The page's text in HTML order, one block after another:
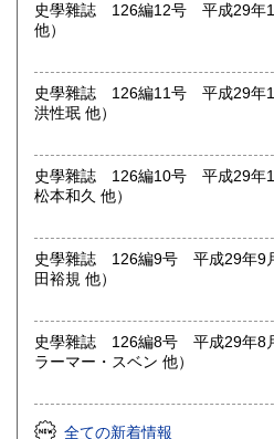
史學雜誌 126編12号 平成29年12月 （長野壮一/
他）
史學雜誌 126編11号 平成29年11月 （神戸航介/渡
洪性珉 他）
史學雜誌 126編10号 平成29年10月 （杉森玲子/井
松本和久 他）
史學雜誌 126編9号 平成29年9月 （久保茉莉子/米田穣/
田裕規 他）
史學雜誌 126編8号 平成29年8月 （大西克典/篠崎敦史/
ラーマー・スベン 他）
全ての新着情報